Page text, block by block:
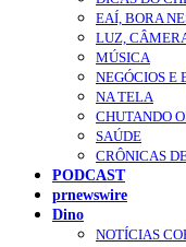
EAÍ, BORA
LUZ,
MÚSICA
NEGÓCIOS E
NA TELA
CHUTANDO
SAÚDE
CRÔNICAS
PODCAST
prnewswire
Dino
NOTÍCIAS